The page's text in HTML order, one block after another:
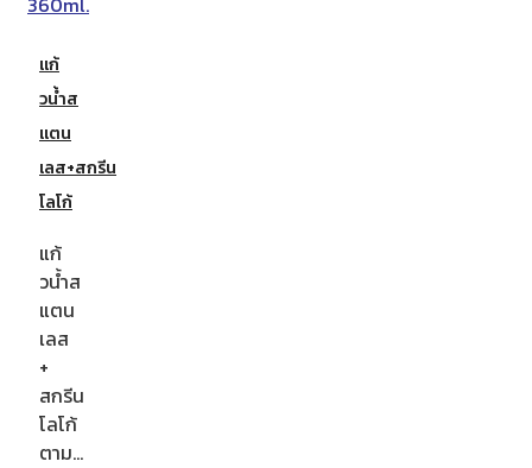
แก้
วน้ำส
แตน
เลส+สกรีน
โลโก้
แก้
วน้ำส
แตน
เลส
+
สกรีน
โลโก้
ตาม…